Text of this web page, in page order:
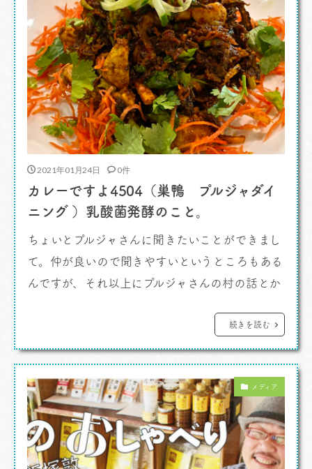
2021年01月24日 0件
カレーですよ4504（巣鴨 プルジャダイ
ニング ）乳酸菌発酵のこと。
ちょいとプルジャさんに聞きたいことができまし
て。仲が良いので聞きやすいというところもある
んですが、それ以上にプルジャさんの村の話とか
ターを通した話を聞いて文章に起こしたいという
気持ちでだったんですよ。お話し、聞きにいきま
場がどこもいっぱいで往生しました。珍し […]
続きを読む
メディア